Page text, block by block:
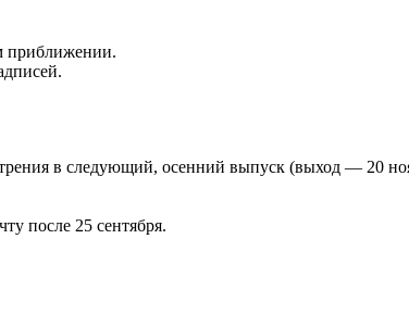
приближении.
в следующий, осенний выпуск (выход — 20
после 25 сентября.